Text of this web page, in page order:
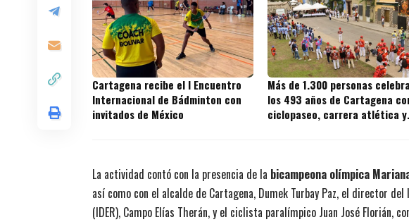
Cartagena recibe el I Encuentro
Internacional de Bádminton con
invitados de México
Más de 1.300 personas
los 493 años de Cartagena
ciclopaseo, carrera atlética y
La actividad contó con la presencia de la bicampeona olímpica
así como con el alcalde de Cartagena, Dumek Turbay Paz, el director
(IDER), Campo Elías Therán, y el ciclista paralímpico Juan José Florián,